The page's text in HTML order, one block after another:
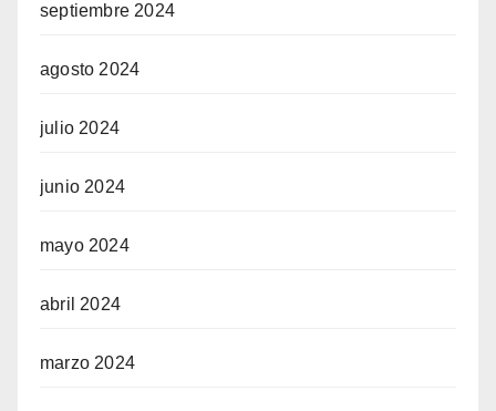
septiembre 2024
agosto 2024
julio 2024
junio 2024
mayo 2024
abril 2024
marzo 2024